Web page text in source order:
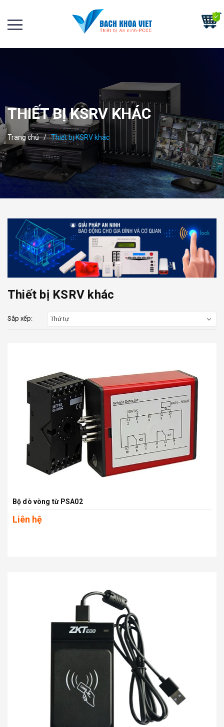
THIẾT BỊ KSRV KHÁC
Trang chủ / Thiết bị KSRV khác
Thiết bị KSRV khác
Sắp xếp: Thứ tự
Bộ dò vòng từ PSA02
Liên hệ